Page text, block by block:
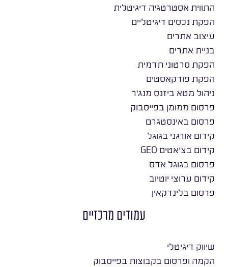
התווית אסטרטגיה דיגיטלית
הפקת נכסים דיגיטליים
עיצוב אתרים
בניית אתרים
הפקת סרטוני תדמית
הפקת פודקאסטים
ניהול מטא ביזנס מנג׳ר
פרסום ממומן בפייסבוק
פרסום באינסטגרם
קידום אורגני בגוגל
קידום בצ׳אטים GEO
פרסום בגוגל אדס
קידום ערוצי יוטיוב
פרסום בלינדקאין
עמודים מרכזיים
שיווק דיגיטלי
הקמה ופרסום בקבוצות בפייסבוק